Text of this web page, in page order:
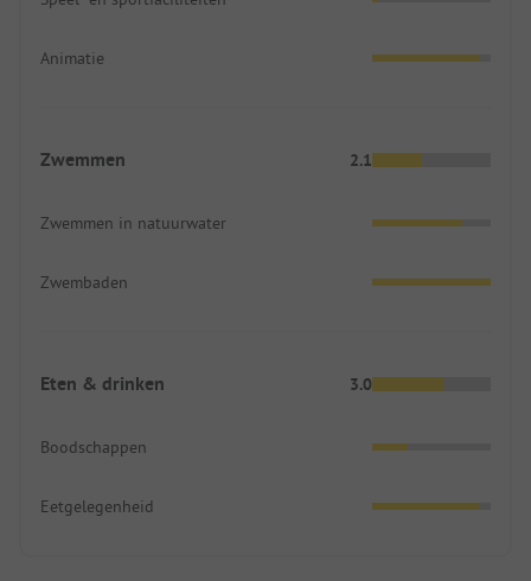
Animatie
Zwemmen 2.1
Zwemmen in natuurwater
Zwembaden
Eten & drinken 3.0
Boodschappen
Eetgelegenheid